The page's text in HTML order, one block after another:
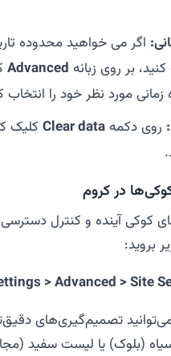
اگر می خواهید محدوده
بر روی زبانه Advanced
زمانی مورد نظر خود را انتخاب
روی دکمهClear data کلیک
در کروم
کوکی آینده و کنترل
بروید:
> Advanced > Site
تصمیم‌گیری‌های
(بلوک) یا لیست سفید